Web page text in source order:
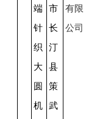
端
针
织
大
圆
机
市
长
汀
县
策
武
有限
公司